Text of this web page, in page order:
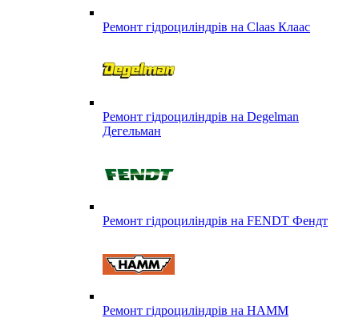
Ремонт гідроциліндрів на Claas Клаас
Ремонт гідроциліндрів на Degelman
Дегельман
Ремонт гідроциліндрів на FENDT Фендт
Ремонт гідроциліндрів на HAMM